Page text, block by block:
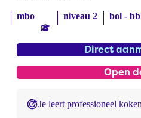
mbo niveau 2 bol -
Direct
Open
Je leert professioneel